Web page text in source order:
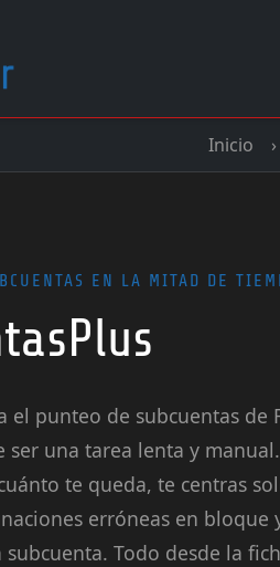
Inicio
EN LA MITAD DE
el punteo de subcuentas de
una tarea lenta y
te queda, te centras
erróneas en bloque
Todo desde la